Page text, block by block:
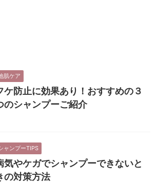
肌ケア
ケ防止に効果あり！おすすめの３
のシャンプーご紹介
ャンプーTIPS
気やケガでシャンプーできないと
の対策方法